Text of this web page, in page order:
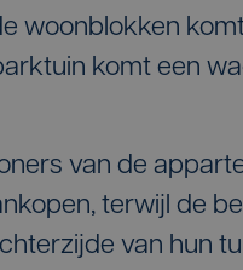
woonblokken
komt een
van de
terwijl de
van hun